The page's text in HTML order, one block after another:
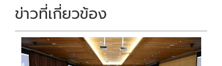
ข่าวที่เกี่ยวข้อง